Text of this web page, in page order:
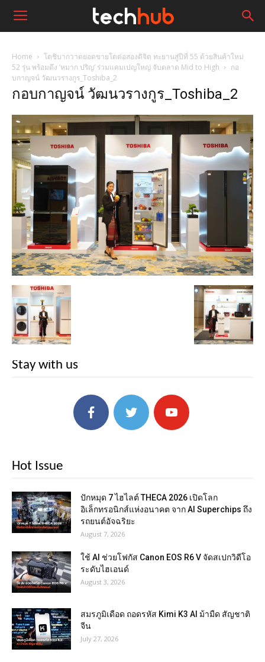
Home
โตชิบากวาดยอดขายโตต่อสองดิจิต ทะยานสู่ปีที่ 55 ด้วยสินค้าใหม่
52 รุ่น พร้อมดึง ‘หมาก ปริญ’ ร่วมแคมเปญใหญ่ จับตลาด Mid to High
กอ
บกาญจน์ วัฒนวรางกูร_Toshiba_2
กอบกาญจน์ วัฒนวรางกูร_Toshiba_2
Stay with us
Hot Issue
ปักหมุด 7 ไฮไลต์ THECA 2026 เปิดโลก
อิเล็กทรอนิกส์แห่งอนาคต จาก AI Superchips ถึง
รถยนต์อัจฉริยะ
August 7, 2026
ใช้ AI ช่วยโฟกัส Canon EOS R6 V จัดสเปกวิดีโอ
ระดับไฮเอนด์
August 3, 2026
สมรภูมิเดือด ถอดรหัส Kimi K3 AI ม้ามืด สัญชาติ
จีน
July 27, 2026